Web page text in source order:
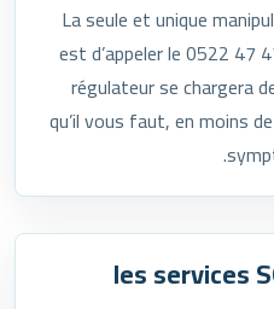
La seule et unique
est d’appeler le 0522 47
régulateur se chargera
qu’il vous faut, en moins
les services